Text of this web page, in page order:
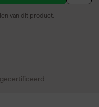
van dit product.